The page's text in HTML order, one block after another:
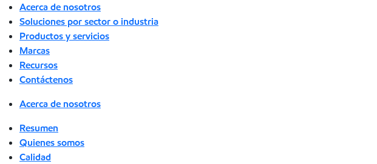
Acerca de nosotros
Soluciones por sector o industria
Productos y servicios
Marcas
Recursos
Contáctenos
Acerca de nosotros
Resumen
Quienes somos
Calidad